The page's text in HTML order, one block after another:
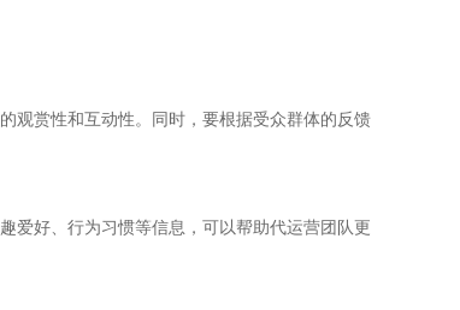
观赏性和互动性。同时，要根据受众群体的反馈
爱好、行为习惯等信息，可以帮助代运营团队更